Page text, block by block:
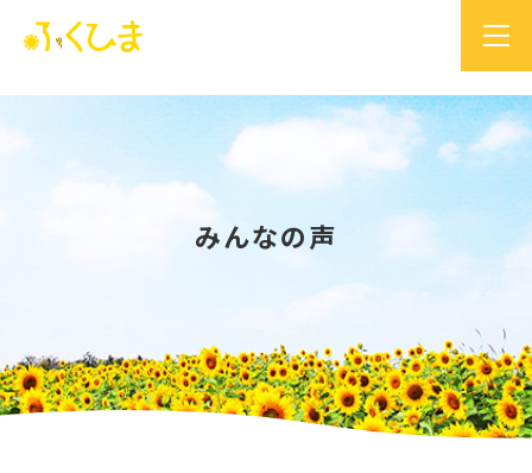
みんなの声